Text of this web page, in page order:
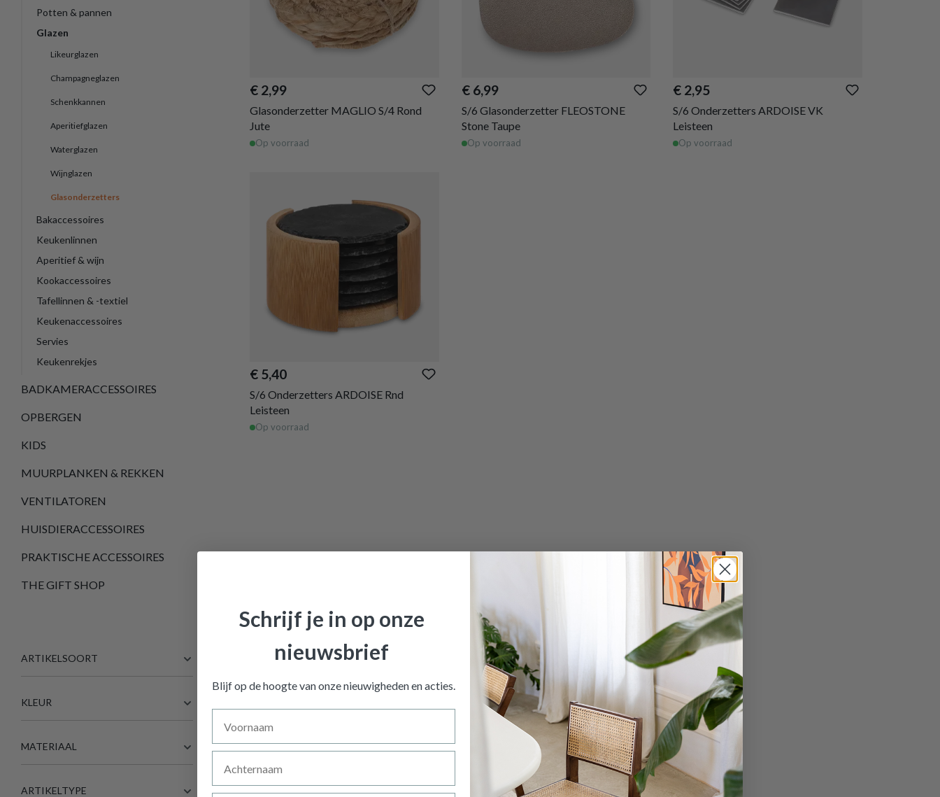
Potten & pannen
Glazen
Likeurglazen
Champagneglazen
Schenkkannen
Aperitiefglazen
Waterglazen
Wijnglazen
Glasonderzetters
Bakaccessoires
Keukenlinnen
Aperitief & wijn
Kookaccessoires
Tafellinnen & -textiel
Keukenaccessoires
Servies
Keukenrekjes
BADKAMERACCESSOIRES
OPBERGEN
KIDS
MUURPLANKEN & REKKEN
VENTILATOREN
HUISDIERACCESSOIRES
PRAKTISCHE ACCESSOIRES
THE GIFT SHOP
ARTIKELSOORT
KLEUR
MATERIAAL
ARTIKELTYPE
€ 2,99
Glasonderzetter MAGLIO S/4 Rond
Jute
Op voorraad
€ 6,99
S/6 Glasonderzetter FLEOSTONE
Stone Taupe
Op voorraad
€ 2,95
S/6 Onderzetters ARDOISE VK
Leisteen
Op voorraad
€ 5,40
S/6 Onderzetters ARDOISE Rnd
Leisteen
Op voorraad
Schrijf je in op onze
nieuwsbrief
Blijf op de hoogte van onze nieuwigheden enacties.